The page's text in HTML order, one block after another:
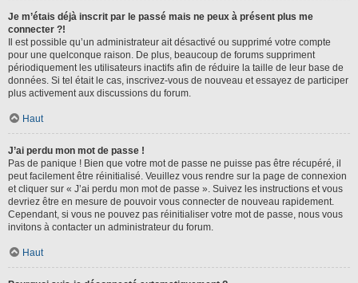
Je m’étais déjà inscrit par le passé mais ne peux à présent plus me
connecter ?!
Il est possible qu’un administrateur ait désactivé ou supprimé votre compte
pour une quelconque raison. De plus, beaucoup de forums suppriment
périodiquement les utilisateurs inactifs afin de réduire la taille de leur base de
données. Si tel était le cas, inscrivez-vous de nouveau et essayez de participer
plus activement aux discussions du forum.
Haut
J’ai perdu mon mot de passe !
Pas de panique ! Bien que votre mot de passe ne puisse pas être récupéré, il
peut facilement être réinitialisé. Veuillez vous rendre sur la page de connexion
et cliquer sur « J’ai perdu mon mot de passe ». Suivez les instructions et vous
devriez être en mesure de pouvoir vous connecter de nouveau rapidement.
Cependant, si vous ne pouvez pas réinitialiser votre mot de passe, nous vous
invitons à contacter un administrateur du forum.
Haut